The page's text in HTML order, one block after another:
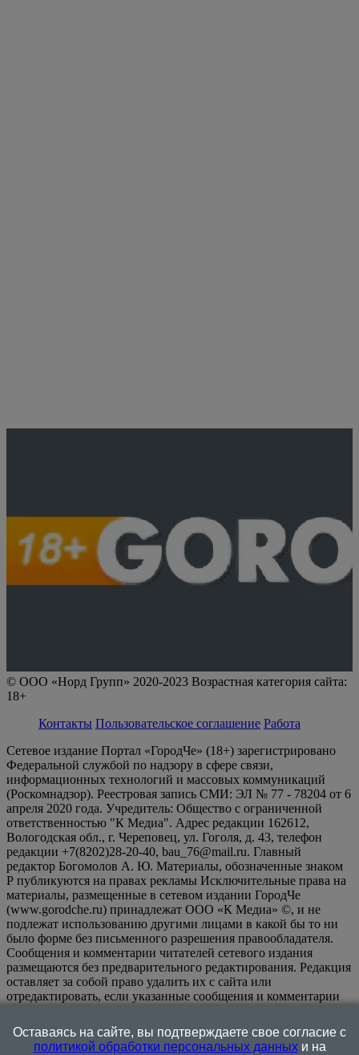
© ООО «Норд Групп» 2020-2023 Возрастная категория сайта:
18+
Контакты Пользовательское соглашение Работа
Сетевое издание Портал «ГородЧе» (18+) зарегистрировано
Федеральной службой по надзору в сфере связи,
информационных технологий и массовых коммуникаций
(Роскомнадзор). Реестровая запись СМИ: ЭЛ № 77 - 78204 от 6
апреля 2020 года. Учредитель: Общество с ограниченной
ответственностью "К Медиа". Адрес редакции 162612,
Вологодская обл., г. Череповец, ул. Гоголя, д. 43, телефон
редакции +7(8202)28-20-40, bau_76@mail.ru. Главный
редактор Богомолов А. Ю. Материалы, обозначенные знаком
Р публикуются на правах рекламы Исключительные права на
материалы, размещенные в сетевом издании ГородЧе
(www.gorodche.ru) принадлежат ООО «К Медиа» ©, и не
подлежат использованию другими лицами в какой бы то ни
было форме без письменного разрешения правообладателя.
Сообщения и комментарии читателей сетевого издания
размещаются без предварительного редактирования. Редакция
оставляет за собой право удалить их с сайта или
отредактировать, если указанные сообщения и комментарии
или нарушением иных требований закона.
информационном ресурсе применяются рекомендательные
Оставаясь на сайте, вы подтверждаете свое согласие с
политикой обработки персональных данныхи на